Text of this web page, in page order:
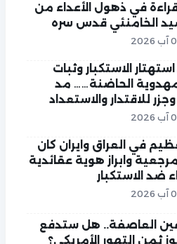
قراءة في ذهول الأعداء من
الخامنئي قدس سره
استهتار الاستكبار وثبات
الحاضنة…… مد
للاقتدار والاستعداد
في العراق وايران كان
وابراز هوية عقائدية
ضد الاستكبار
عين العاصفة.. هل ستدفع
ثمن التهور الأمريكي؟